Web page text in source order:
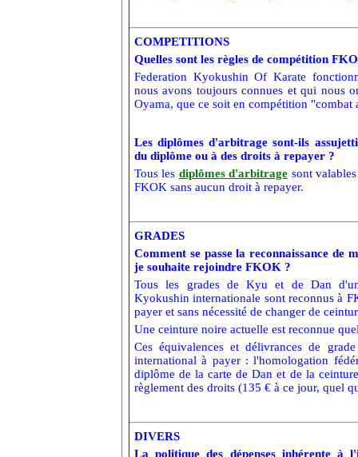
COMPETITIONS
Quelles sont les règles de compétition
Federation Kyokushin Of Karate
nous avons toujours connues et qui nous
Oyama, que ce soit en compétition "combat
Les diplômes d'arbitrage sont-ils
du diplôme ou à des droits à repayer ?
Tous les diplômes d'arbitrage sont
FKOK sans aucun droit à repayer.
GRADES
Comment se passe la reconnaissance de
je souhaite rejoindre FKOK ?
Tous les grades de Kyu et de Dan
Kyokushin internationale sont reconnus à
payer et sans nécessité de changer de
Une ceinture noire actuelle est reconnue
Ces équivalences et délivrances de
international à payer : l'homologation
diplôme de la carte de Dan et de la
règlement des droits (135 € à ce jour, quel
DIVERS
La politique des dépenses inhérente à